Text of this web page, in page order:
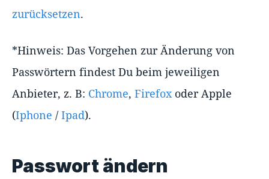
zurücksetzen.
*Hinweis: Das Vorgehen zur Änderung von
Passwörtern findest Du beim jeweiligen
Anbieter, z. B: Chrome, Firefoxoder Apple
(Iphone / Ipad).
Passwort ändern